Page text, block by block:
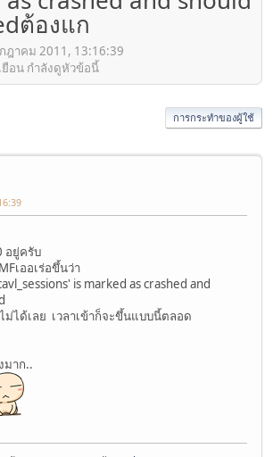
ต้องแก
ฎาคม 2011, 13:16:39
ยือน กำลังดูหัวข้อนี้
การกระทำของผู้ใช้
อยู่ครับ
เออเร่อขึ้นว่า
is marked as crashed and
ม่ได้เลย เวลาเข้าก็จะขึ้นแบบนี้ตลอด
มาก..